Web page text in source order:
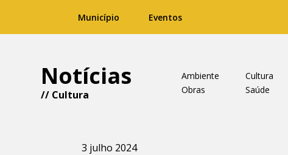
Município Eventos
Notícias
// Cultura
Ambiente Cultura
Obras
Saúde
3 julho 2024